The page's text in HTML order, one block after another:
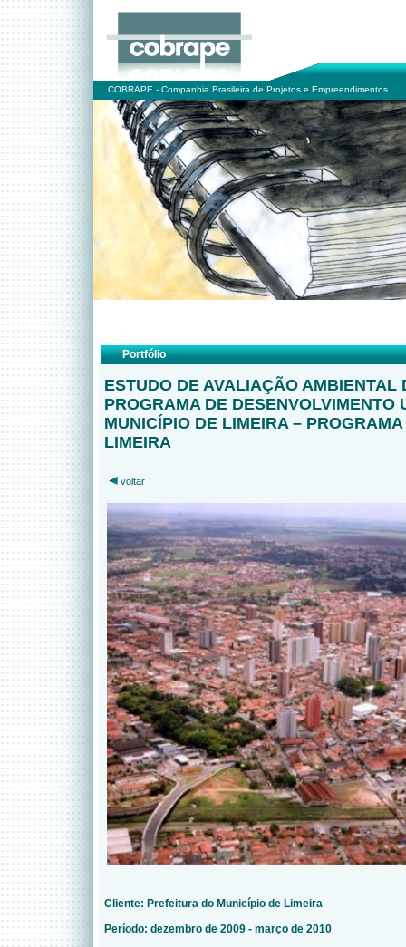
COBRAPE - Companhia Brasileira de Projetos e Empreendimentos
Portfólio
ESTUDO DE AVALIAÇÃO AMBIENTAL
PROGRAMA DE DESENVOLVIMENTO
MUNICÍPIO DE LIMEIRA –
LIMEIRA
voltar
Cliente: Prefeitura do Município de Limeira
Período: dezembro de 2009 - março de 2010